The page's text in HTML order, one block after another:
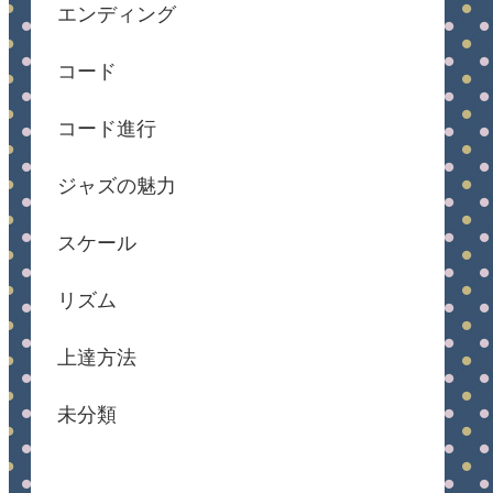
エンディング
コード
コード進行
ジャズの魅力
スケール
リズム
上達方法
未分類